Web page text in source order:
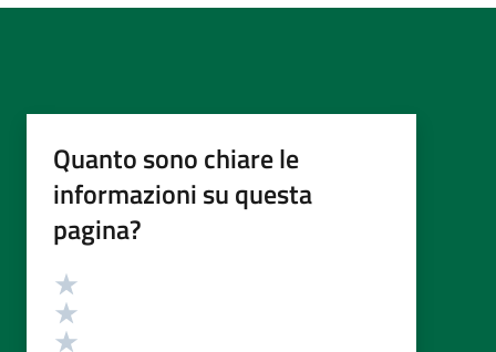
Quanto sono chiare le
informazioni su questa
pagina?
Valutazione